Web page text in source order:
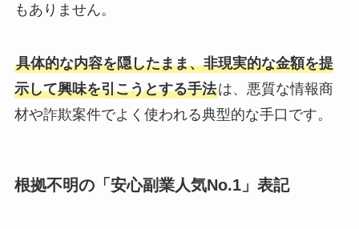
もありません。
具体的な内容を隠したまま、非現実的な金額を提
示して興味を引こうとする手法は、悪質な情報商
材や詐欺案件でよく使われる典型的な手口です。
根拠不明の「安心副業人気No.1」表記